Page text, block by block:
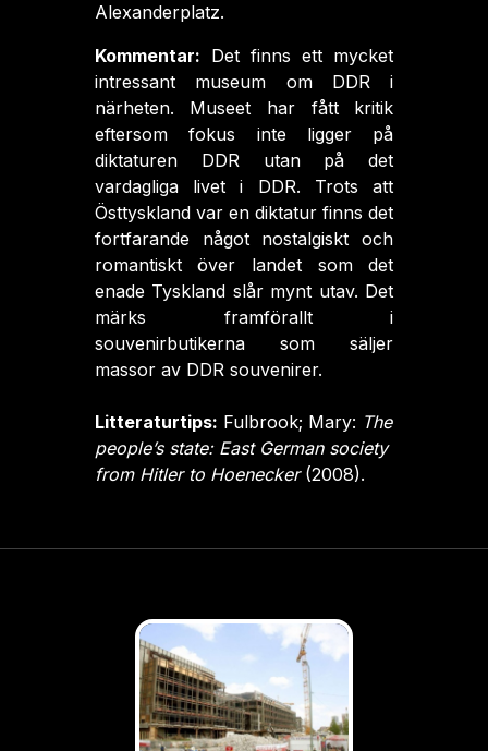
Alexanderplatz.
Kommentar: Det finns ett mycket
intressant museum om DDR i
närheten. Museet har fått kritik
eftersom fokus inte ligger på
diktaturen DDR utan på det
vardagliga livet i DDR. Trots att
Östtyskland var en diktatur finns det
fortfarande något nostalgiskt och
romantiskt över landet som det
enade Tyskland slår mynt utav. Det
märks framförallt i
souvenirbutikerna som säljer
massor av DDR souvenirer.
Litteraturtips: Fulbrook; Mary: The
people’s state: East German society
from Hitler to Hoenecker (2008).